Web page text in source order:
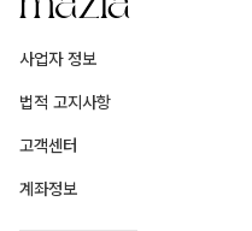
사업자 정보
법적 고지사항
고객센터
계좌정보